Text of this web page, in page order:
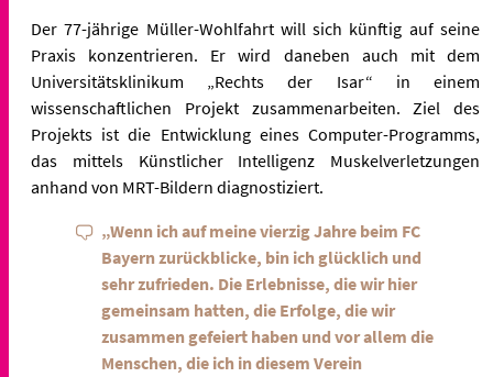
Der 77-jährige Müller-Wohlfahrt will sich künftig auf seine
Praxis konzentrieren. Er wird daneben auch mit dem
Universitätsklinikum „Rechts der Isar“ in einem
wissenschaftlichen Projekt zusammenarbeiten. Ziel des
Projekts ist die Entwicklung eines Computer-Programms,
das mittels Künstlicher Intelligenz Muskelverletzungen
anhand von MRT-Bildern diagnostiziert.
„Wenn ich auf meine vierzig Jahre beim FC
Bayern zurückblicke, bin ich glücklich und
sehr zufrieden. Die Erlebnisse, die wir hier
gemeinsam hatten, die Erfolge, die wir
zusammen gefeiert haben und vor allem die
Menschen, die ich in diesem Verein